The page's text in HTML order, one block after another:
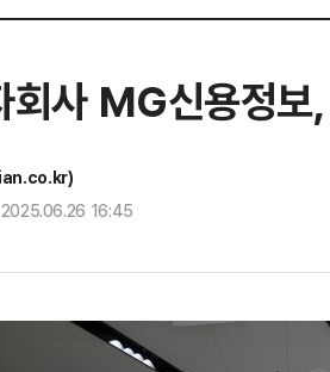
회사 MG신용정
16:45